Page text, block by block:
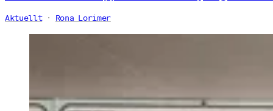
Aktuellt Rona Lorimer